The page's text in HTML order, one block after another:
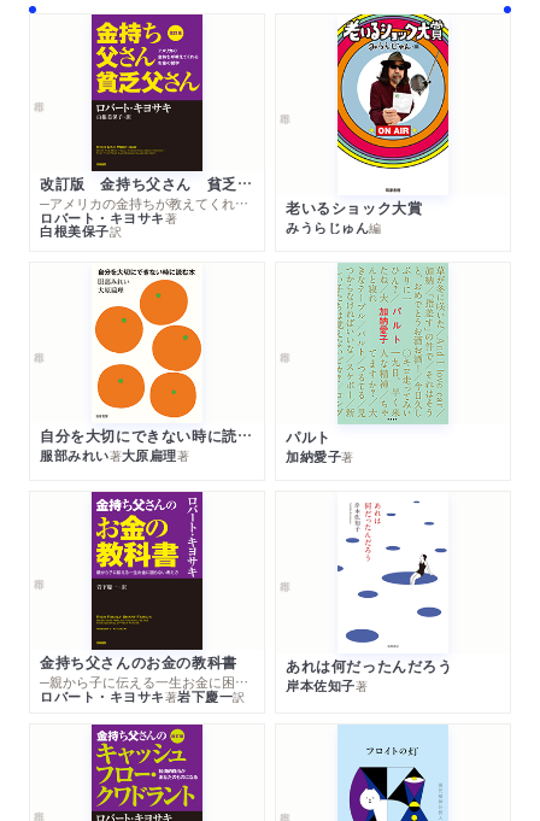
改訂版 金持ち父さん 貧乏父さん
─アメリカの金持ちが教えてくれるお金の哲学
ロバート・キヨサキ著
白根美保子訳
老いるショック大賞
みうらじゅん編
自分を大切にできない時に読む本
服部みれい著大原扁理著
パルト
加納愛子著
金持ち父さんのお金の教科書
─親から子に伝える一生お金に困らない考え方
ロバート・キヨサキ著岩下慶一訳
あれは何だったんだろう
岸本佐知子著